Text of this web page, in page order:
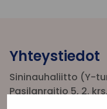
Yhteystiedot
Sininauhaliitto (Y-
Pasilanraitio 5, 2.